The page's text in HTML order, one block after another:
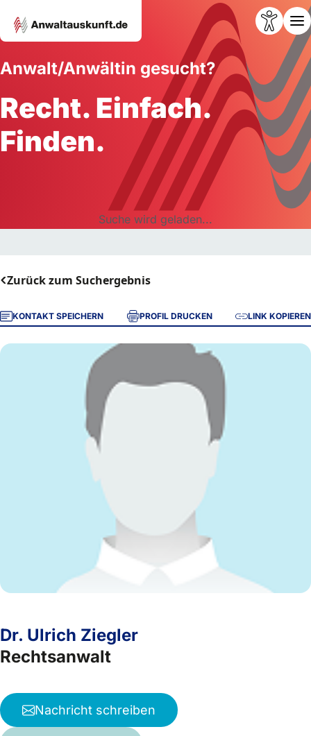
Anwalt/Anwältin gesucht?
Recht. Einfach.
Finden.
Suche wird geladen...
Zurück zum Suchergebnis
KONTAKT SPEICHERN PROFIL DRUCKEN LINK KOPIEREN
Dr. Ulrich Ziegler
Rechtsanwalt
Nachricht schreiben